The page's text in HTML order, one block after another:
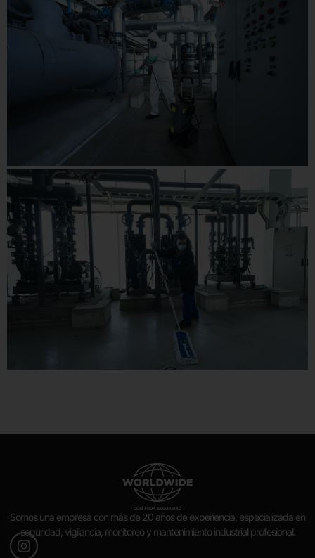
Somos una empresa con más de 20 años de experiencia, especializada en
seguridad, vigilancia, monitoreo y mantenimiento industrial profesional.